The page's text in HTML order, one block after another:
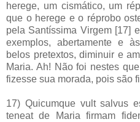
herege, um cismático, um
que o herege e o réprobo
pela Santíssima Virgem [17]
exemplos, abertamente e
belos pretextos, diminuir e
Maria. Ah! Não foi nestes
fizesse sua morada, pois são
17) Quicumque vult salvus
teneat de Maria firmam